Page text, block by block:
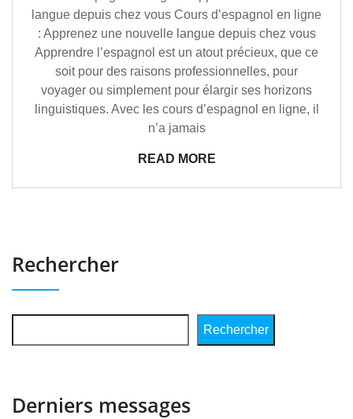
langue depuis chez vous Cours d’espagnol en ligne
: Apprenez une nouvelle langue depuis chez vous
Apprendre l’espagnol est un atout précieux, que ce
soit pour des raisons professionnelles, pour
voyager ou simplement pour élargir ses horizons
linguistiques. Avec les cours d’espagnol en ligne, il
n’a jamais
READ MORE
Rechercher
Rechercher
Derniers messages